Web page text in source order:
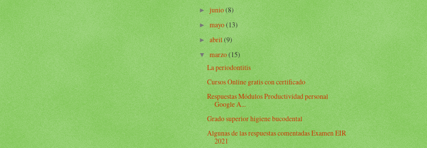
►junio(8)
►mayo(13)
►abril(9)
▼marzo(15)
La periodontitis
Cursos Online gratis con certificado
Respuestas Módulos Productividad personal
Google A...
Grado superior higiene bucodental
Algunas de las respuestas comentadas Examen EIR
2021